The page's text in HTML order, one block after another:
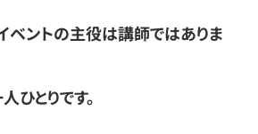
ベントの主役は講師ではありま
ひとりです。